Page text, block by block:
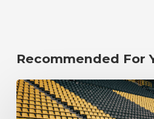
Recommended For